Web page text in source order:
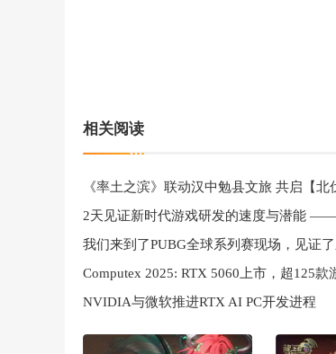
相关阅读
《率土之滨》联动汉中勉县文旅 共启【
我们来到了PUBG全球系列赛现场，见证
NVIDIA与微软推进RTX AI PC开发进程